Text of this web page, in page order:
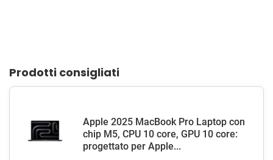
Prodotti consigliati
Apple 2025 MacBook Pro Laptop con
chip M5, CPU 10 core, GPU 10 core:
progettato per Apple...